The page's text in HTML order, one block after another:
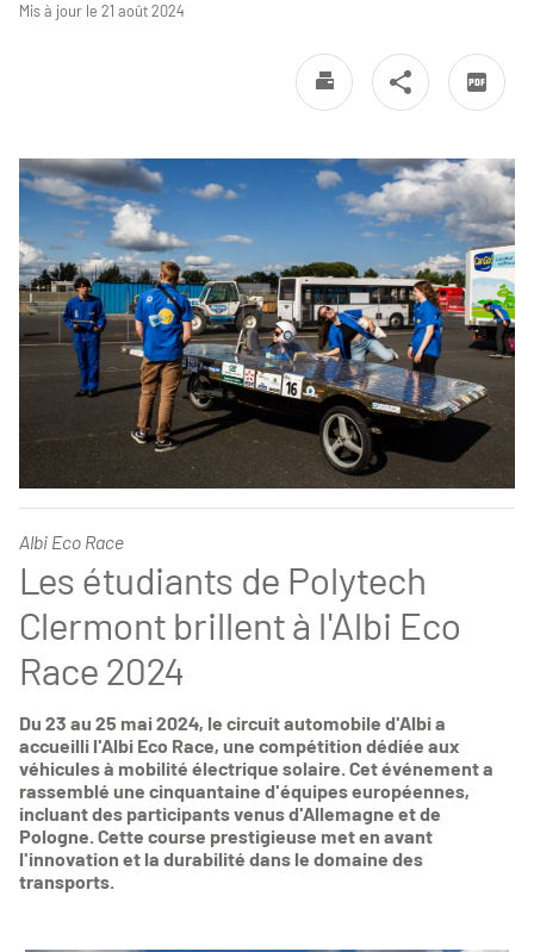
Mis à jour le 21 août 2024
Albi Eco Race
Les étudiants de Polytech
Clermont brillent à l'Albi Eco
Race 2024
Du 23 au 25 mai 2024, le circuit automobile d'Albi a
accueilli l'Albi Eco Race, une compétition dédiée aux
véhicules à mobilité électrique solaire. Cet événement a
rassemblé une cinquantaine d'équipes européennes,
incluant des participants venus d'Allemagne et de
Pologne. Cette course prestigieuse met en avant
l'innovation et la durabilité dans le domaine des
transports.